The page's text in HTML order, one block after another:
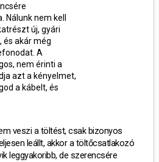
Nálunk nem kell
új, gyári
, és akármég
A
nem érinti a
azt a kényelmet,
a kábelt, és
veszi a töltést, csak bizonyos
leállt, akkor a töltőcsatlakozó
leggyakoribb, de szerencsére